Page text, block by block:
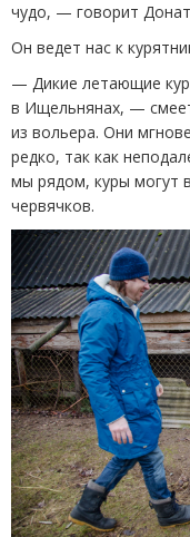
чудо, — говорит
Он ведет нас к
— Дикие летающие
в Ищельнянах, —
из вольера. Они
редко, так как
мы рядом, куры могут
червячков.